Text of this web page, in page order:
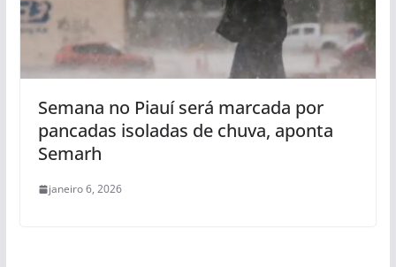
Semana no Piauí será marcada por
pancadas isoladas de chuva, aponta
Semarh
janeiro 6, 2026